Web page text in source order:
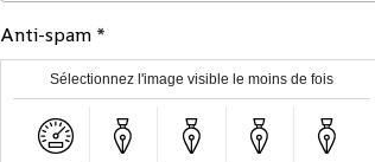
Anti-spam
Sélectionnez l'image visible le moins de fois